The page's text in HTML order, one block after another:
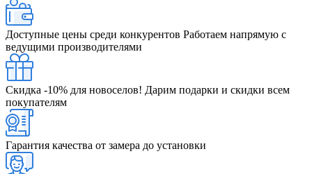
Доступные цены среди конкурентов Работаем напрямую с
ведущими производителями
Скидка -10% для новоселов! Дарим подарки и скидки всем
покупателям
Гарантия качества от замера до установки